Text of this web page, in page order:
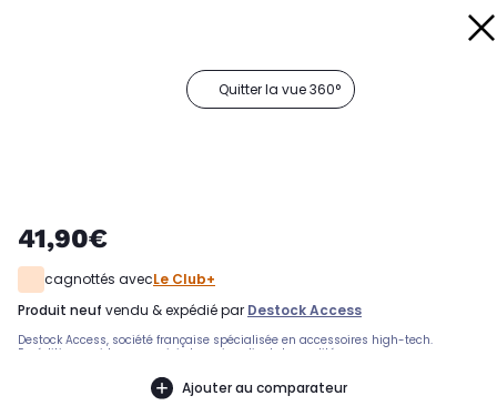
Quitter la vue 360°
41,90€
cagnottés avecLe Club+
produit neuf vendu & expédié par Destock Access
Destock Access, société française spécialisée en accessoires high-tech.
Expédition rapide avec suivi et service client de qualité.
Ajouter au comparateur